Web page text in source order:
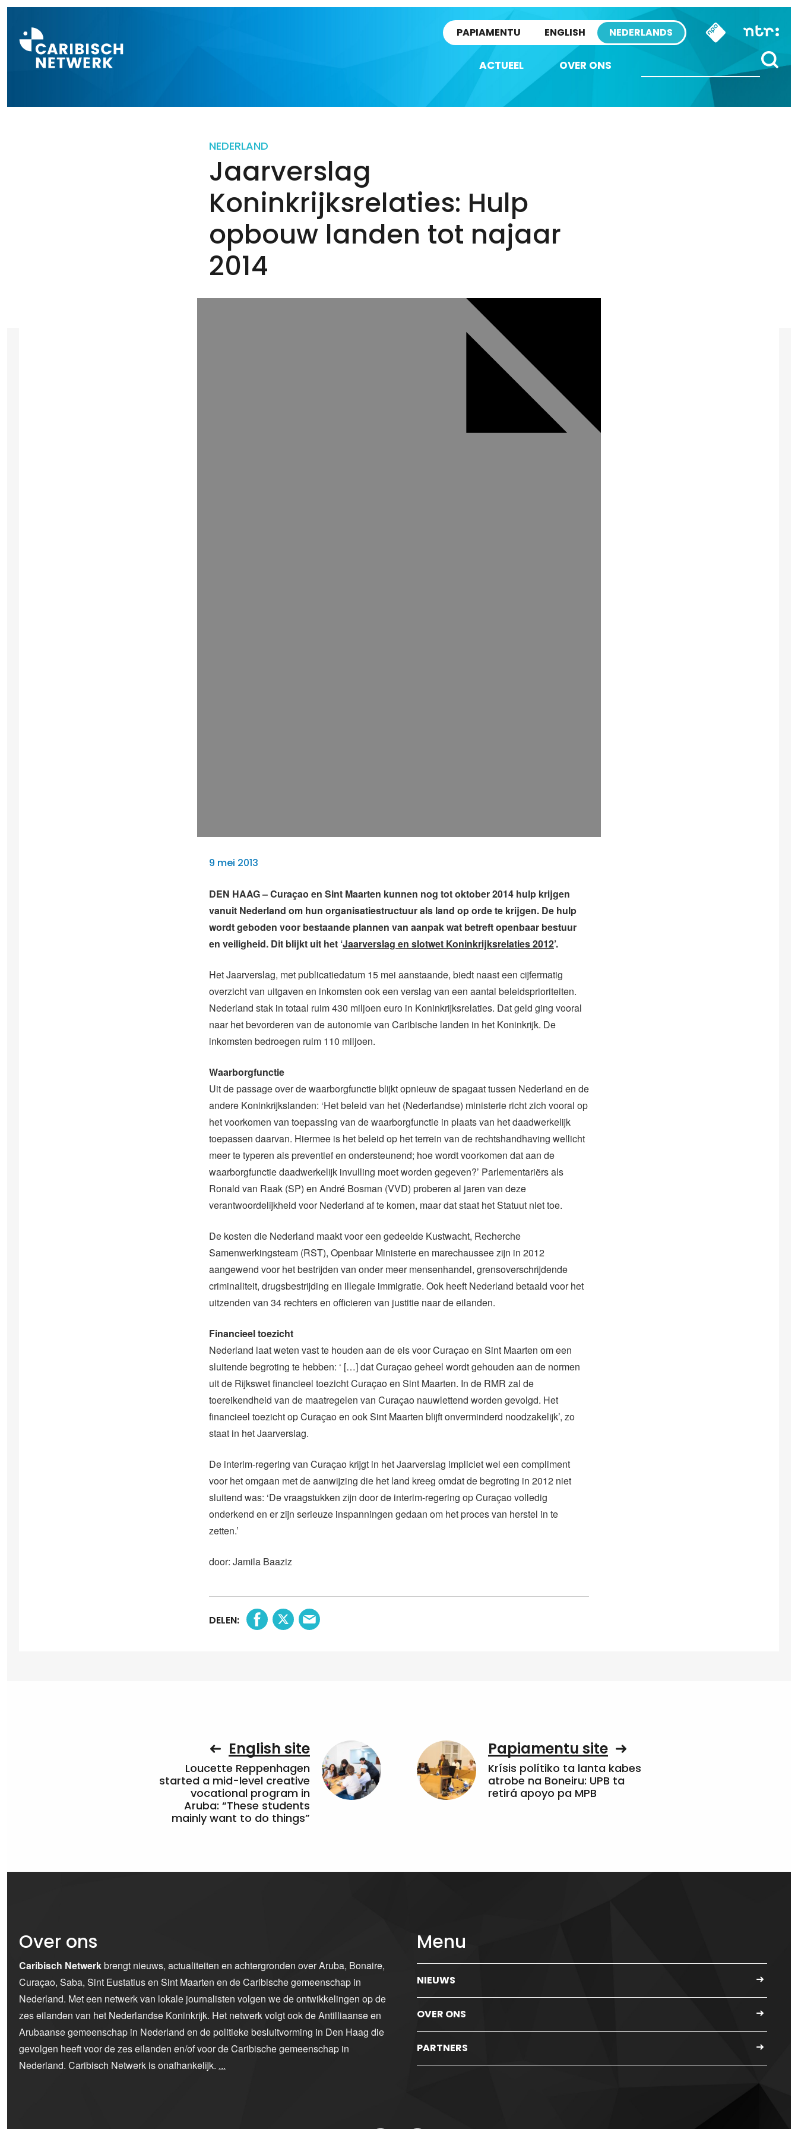
PAPIAMENTU ENGLISH NEDERLANDS
ACTUEEL OVER ONS
NEDERLAND
Jaarverslag
Koninkrijksrelaties: Hulp
opbouw landen tot najaar
2014
9 mei 2013
DEN HAAG – Curaçao en Sint Maarten kunnen nog tot oktober 2014 hulp krijgen
vanuit Nederland om hun organisatiestructuur als land op orde te krijgen. De hulp
wordt geboden voor bestaande plannen van aanpak wat betreft openbaar bestuur
en veiligheid. Dit blijkt uit het ‘Jaarverslag en slotwet Koninkrijksrelaties 2012’.
Het Jaarverslag, met publicatiedatum 15 mei aanstaande, biedt naast een cijfermatig
overzicht van uitgaven en inkomsten ook een verslag van een aantal beleidsprioriteiten.
Nederland stak in totaal ruim 430 miljoen euro in Koninkrijksrelaties. Dat geld ging vooral
naar het bevorderen van de autonomie van Caribische landen in het Koninkrijk. De
inkomsten bedroegen ruim 110 miljoen.
Waarborgfunctie
Uit de passage over de waarborgfunctie blijkt opnieuw de spagaat tussen Nederland en de
andere Koninkrijkslanden: ‘Het beleid van het (Nederlandse) ministerie richt zich vooral op
het voorkomen van toepassing van de waarborgfunctie in plaats van het daadwerkelijk
toepassen daarvan. Hiermee is het beleid op het terrein van de rechtshandhaving wellicht
meer te typeren als preventief en ondersteunend; hoe wordt voorkomen dat aan de
waarborgfunctie daadwerkelijk invulling moet worden gegeven?’ Parlementariërs als
Ronald van Raak (SP) en André Bosman (VVD) proberen al jaren van deze
verantwoordelijkheid voor Nederland af te komen, maar dat staat het Statuut niet toe.
De kosten die Nederland maakt voor een gedeelde Kustwacht, Recherche
Samenwerkingsteam (RST), Openbaar Ministerie en marechaussee zijn in 2012
aangewend voor het bestrijden van onder meer mensenhandel, grensoverschrijdende
criminaliteit, drugsbestrijding en illegale immigratie. Ook heeft Nederland betaald voor het
uitzenden van 34 rechters en officieren van justitie naar de eilanden.
Financieel toezicht
Nederland laat weten vast te houden aan de eis voor Curaçao en Sint Maarten om een
sluitende begroting te hebben: ‘ […] dat Curaçao geheel wordt gehouden aan de normen
uit de Rijkswet financieel toezicht Curaçao en Sint Maarten. In de RMR zal de
toereikendheid van de maatregelen van Curaçao nauwlettend worden gevolgd. Het
financieel toezicht op Curaçao en ook Sint Maarten blijft onverminderd noodzakelijk’, zo
staat in het Jaarverslag.
De interim-regering van Curaçao krijgt in het Jaarverslag impliciet wel een compliment
voor het omgaan met de aanwijzing die het land kreeg omdat de begroting in 2012 niet
sluitend was: ‘De vraagstukken zijn door de interim-regering op Curaçao volledig
onderkend en er zijn serieuze inspanningen gedaan om het proces van herstel in te
zetten.’
door: Jamila Baaziz
DELEN:
English site
Loucette Reppenhagen
started a mid-level creative
vocational program in
Aruba: “These students
mainly want to do things”
Papiamentu site
Krísis polítiko ta lanta kabes
atrobe na Boneiru: UPB ta
retirá apoyo pa MPB
Over ons
Caribisch Netwerkbrengt nieuws, actualiteiten en achtergronden over Aruba, Bonaire,
Curaçao, Saba, Sint Eustatius en Sint Maarten en de Caribische gemeenschap in
Nederland. Met een netwerk van lokale journalisten volgen we de ontwikkelingen op de
zes eilanden van het Nederlandse Koninkrijk. Het netwerk volgt ook de Antilliaanse en
Arubaanse gemeenschap in Nederland en de politieke besluitvorming in Den Haag die
gevolgen heeft voor de zes eilanden en/of voor de Caribische gemeenschap in
Nederland. Caribisch Netwerk is onafhankelijk. ...
Menu
NIEUWS
OVER ONS
PARTNERS